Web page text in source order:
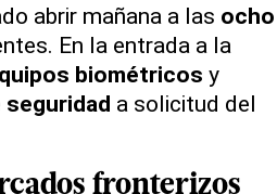
abrir mañana a las ocho
En la entrada a la
biométricos y
seguridad a solicitud del
fronterizos